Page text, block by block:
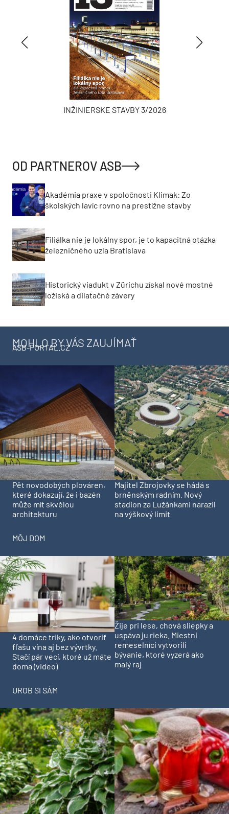
INŽINIERSKE STAVBY 3/2026
OD PARTNEROV ASB
Akadémia praxe v spoločnosti Klimak: Zo
školských lavíc rovno na prestížne stavby
Filiálka nie je lokálny spor, je to kapacitná otázka
železničného uzla Bratislava
Historický viadukt v Zürichu získal nové mostné
ložiská a dilatačné závery
MOHLO BY VÁS ZAUJÍMAŤ
ASB-PORTAL.CZ
Pět novodobých plováren,
které dokazují, že i bazén
může mít skvělou
architekturu
Majitel Zbrojovky se hádá s
brněnským radním. Nový
stadion za Lužánkami narazil
na výškový limit
MÔJ DOM
4 domáce triky, ako otvoriť
fľašu vína aj bez vývrtky.
Stačí pár vecí, ktoré už máte
doma (video)
Žije pri lese, chová sliepky a
uspáva ju rieka. Miestni
remeselníci vytvorili
bývanie, ktoré vyzerá ako
malý raj
UROB SI SÁM